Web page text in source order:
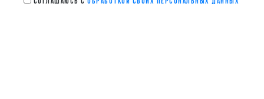
СОГЛАШАЮСЬ С ОБРАБОТКОЙ СВОИХ ПЕРСОНАЛЬНЫХ ДАННЫХ